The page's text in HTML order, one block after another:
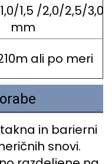
1,5 /2,0/2,5/3,0
mm
ali po meri
in barierni
snovi.